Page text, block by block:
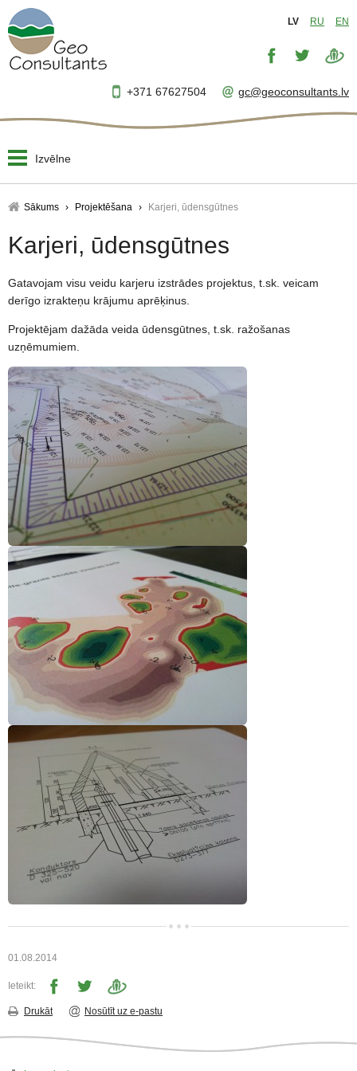
LV RU EN
+371 67627504 gc@geoconsultants.lv
Izvēlne
Par mums
Projektēšana
Projektu vadība
Vides izpēte
Laboratorija
Kontakti
Sākums Projektēšana Karjeri, ūdensgūtnes
Karjeri, ūdensgūtnes
Gatavojam visu veidu karjeru izstrādes projektus, t.sk. veicam
derīgo izrakteņu krājumu aprēķinus.
Projektējam dažāda veida ūdensgūtnes, t.sk. ražošanas
uzņēmumiem.
01.08.2014
Ieteikt:
Drukāt Nosūtīt uz e-pastu